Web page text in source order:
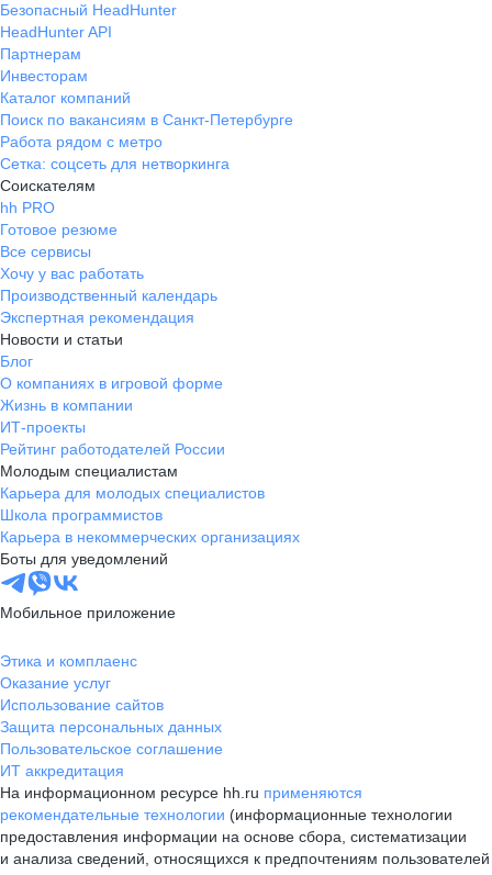
Безопасный HeadHunter
HeadHunter API
Партнерам
Инвесторам
Каталог компаний
Поиск по вакансиям в Санкт-Петербурге
Работа рядом с метро
Сетка: соцсеть для нетворкинга
Соискателям
hh PRO
Готовое резюме
Все сервисы
Хочу у вас работать
Производственный календарь
Экспертная рекомендация
Новости и статьи
Блог
О компаниях в игровой форме
Жизнь в компании
ИТ-проекты
Рейтинг работодателей России
Молодым специалистам
Карьера для молодых специалистов
Школа программистов
Карьера в некоммерческих организациях
Боты для уведомлений
Мобильное приложение
Этика и комплаенс
Оказание услуг
Использование сайтов
Защита персональных данных
Пользовательское соглашение
ИТ аккредитация
На информационном ресурсе hh.ru применяются
рекомендательные технологии (информационные технологии
предоставления информации на основе сбора, систематизации
и анализа сведений, относящихся к предпочтениям пользователей